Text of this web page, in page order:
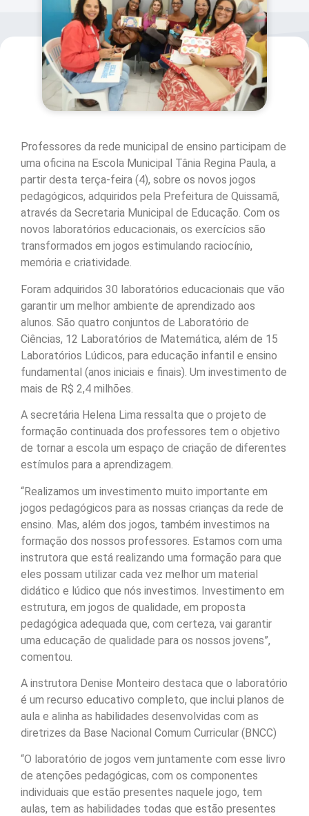
Professores da rede municipal de ensino participam de
uma oficina na Escola Municipal Tânia Regina Paula, a
partir desta terça-feira (4), sobre os novos jogos
pedagógicos, adquiridos pela Prefeitura de Quissamã,
através da Secretaria Municipal de Educação. Com os
novos laboratórios educacionais, os exercícios são
transformados em jogos estimulando raciocínio,
memória e criatividade.
Foram adquiridos 30 laboratórios educacionais que vão
garantir um melhor ambiente de aprendizado aos
alunos. São quatro conjuntos de Laboratório de
Ciências, 12 Laboratórios de Matemática, além de 15
Laboratórios Lúdicos, para educação infantil e ensino
fundamental (anos iniciais e finais). Um investimento de
mais de R$ 2,4 milhões.
A secretária Helena Lima ressalta que o projeto de
formação continuada dos professores tem o objetivo
de tornar a escola um espaço de criação de diferentes
estímulos para a aprendizagem.
“Realizamos um investimento muito importante em
jogos pedagógicos para as nossas crianças da rede de
ensino. Mas, além dos jogos, também investimos na
formação dos nossos professores. Estamos com uma
instrutora que está realizando uma formação para que
eles possam utilizar cada vez melhor um material
didático e lúdico que nós investimos. Investimento em
estrutura, em jogos de qualidade, em proposta
pedagógica adequada que, com certeza, vai garantir
uma educação de qualidade para os nossos jovens”,
comentou.
A instrutora Denise Monteiro destaca que o laboratório
é um recurso educativo completo, que inclui planos de
aula e alinha as habilidades desenvolvidas com as
diretrizes da Base Nacional Comum Curricular (BNCC)
“O laboratório de jogos vem juntamente com esse livro
de atenções pedagógicas, com os componentes
individuais que estão presentes naquele jogo, tem
aulas, tem as habilidades todas que estão presentes